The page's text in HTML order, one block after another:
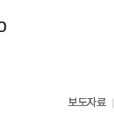
보도자료